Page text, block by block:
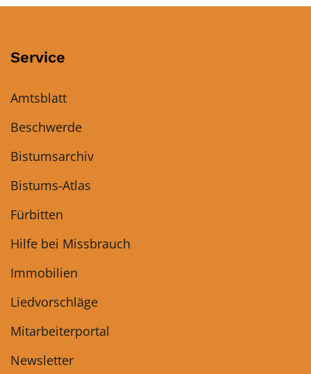
Service
Amtsblatt
Beschwerde
Bistumsarchiv
Bistums-Atlas
Fürbitten
Hilfe bei Missbrauch
Immobilien
Liedvorschläge
Mitarbeiterportal
Newsletter